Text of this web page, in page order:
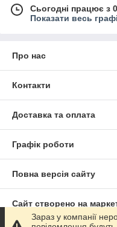
Сьогодні працює з
Показати весь
Про нас
Контакти
Доставка та оплата
Графік роботи
Повна версія сайту
Сайт створено на
Зараз у компанії